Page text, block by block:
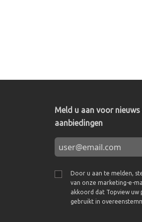
Meld u aan voor nieuws
aanbiedingen
Door u aan te melden,
van onze marketing-e-
akkoord dat Topview uw
gebruikt in